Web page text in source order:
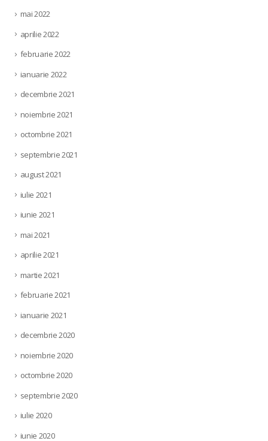
mai 2022
aprilie 2022
februarie 2022
ianuarie 2022
decembrie 2021
noiembrie 2021
octombrie 2021
septembrie 2021
august 2021
iulie 2021
iunie 2021
mai 2021
aprilie 2021
martie 2021
februarie 2021
ianuarie 2021
decembrie 2020
noiembrie 2020
octombrie 2020
septembrie 2020
iulie 2020
iunie 2020